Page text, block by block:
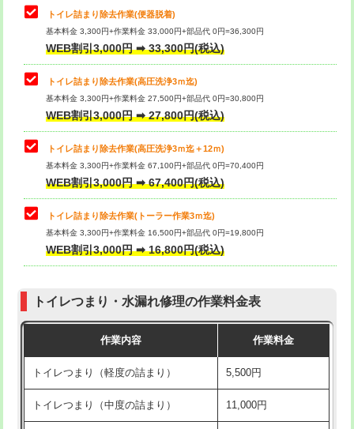
トイレ詰まり除去作業(便器脱着)
基本料金 3,300円+作業料金 33,000円+部品代 0円=36,300円
WEB割引3,000円 ➡ 33,300円(税込)
トイレ詰まり除去作業(高圧洗浄3ｍ迄)
基本料金 3,300円+作業料金 27,500円+部品代 0円=30,800円
WEB割引3,000円 ➡ 27,800円(税込)
トイレ詰まり除去作業(高圧洗浄3ｍ迄＋12ｍ)
基本料金 3,300円+作業料金 67,100円+部品代 0円=70,400円
WEB割引3,000円 ➡ 67,400円(税込)
トイレ詰まり除去作業(トーラー作業3ｍ迄)
基本料金 3,300円+作業料金 16,500円+部品代 0円=19,800円
WEB割引3,000円 ➡ 16,800円(税込)
トイレつまり・水漏れ修理の作業料金表
作業内容 作業料金
トイレつまり（軽度の詰まり） 5,500円
トイレつまり（中度の詰まり） 11,000円